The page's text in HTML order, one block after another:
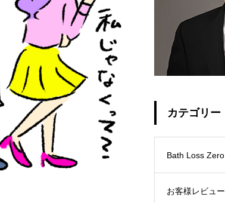
自律神経のバランスを保つこと
が健康へのカギ
【中性化】なぜ20代の40％がデ
ートを1回も経験したことがな
いのか
カテゴリー
Bath Loss Zero
お客様レビュー